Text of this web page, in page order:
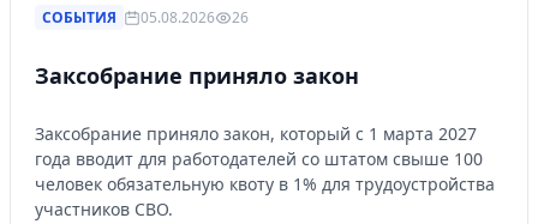
СОБЫТИЯ 05.08.2026 26
Заксобрание приняло закон
Заксобрание приняло закон, который с 1 марта 2027
года вводит для работодателей со штатом свыше 100
человек обязательную квоту в 1% для трудоустройства
участников СВО.